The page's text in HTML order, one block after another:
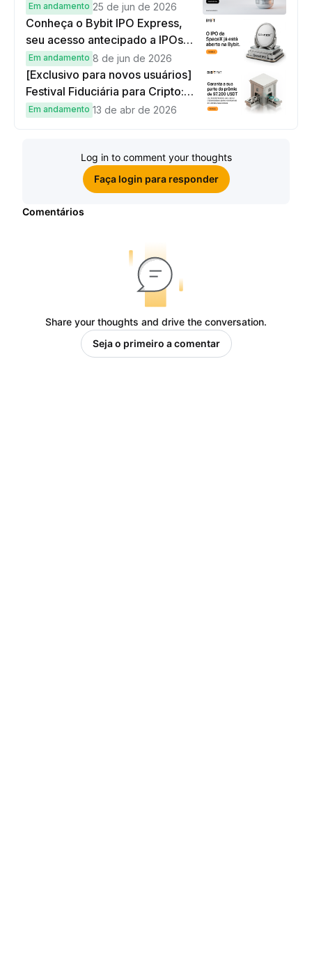
Em andamento 25 de jun de 2026
Conheça o Bybit IPO Express,
seu acesso antecipado a IPOs
globais
Em andamento 8 de jun de 2026
[Exclusivo para novos usuários]
Festival Fiduciária para Cripto:
complete tarefas simples e
Em andamento 13 de abr de 2026
Log in to comment your thoughts
Faça login para responder
Comentários
Share your thoughts and drive the conversation.
Seja o primeiro a comentar